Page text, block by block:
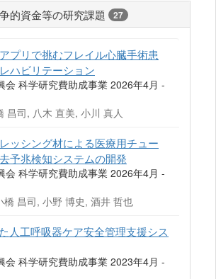
的資金等の研究課題 27
プリで挑むフレイル心臓手術患
ハビリテーション
会 科学研究費助成事業 2026年4月 -
昌司, 八木 直美, 小川 真人
ッシング材による医療用チュー
予兆検知システムの開発
会 科学研究費助成事業 2026年4月 -
橋 昌司, 小野 博史, 酒井 哲也
人工呼吸器ケア安全管理支援シス
会 科学研究費助成事業 2023年4月 -